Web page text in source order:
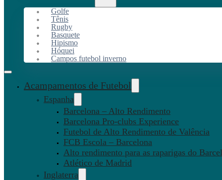
Golfe
Tênis
Rugby
Basquete
Hipismo
Hóquei
Campos futebol inverno
Acampamentos de Futebol
Espanha
Barcelona – Alto Rendimento
Barcelona Pro-clubs Experience
Futebol de Alto Rendimento de Valência
FCB Escola – Barcelona
Alto rendimento para as raparigas do
Atlético de Madrid
Inglaterra